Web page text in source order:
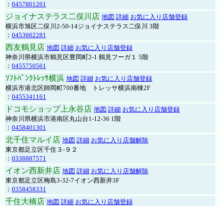
： 0457801261
ジョイナステラス二俣川店 地図 詳細 お気に入り店舗登録
横浜市旭区二俣川2-50-14ジョイナステラス二俣川 3階
： 0453662281
西友鶴見店 地図 詳細 お気に入り店舗登録
神奈川県横浜市鶴見区豊岡町2-1 鶴見フーガ１ 5階
： 0455750561
ｿﾌﾄﾊﾞﾝｸﾄﾚｯｻ横浜 地図 詳細 お気に入り店舗登録
横浜市港北区師岡町700番地 トレッサ横浜南棟2F
： 0455341161
ドコモショップ上永谷店 地図 詳細 お気に入り店舗登録
神奈川県横浜市港南区丸山台1-12-36 1階
： 0458401301
北千住マルイ店 地図 詳細 お気に入り店舗解除
東京都足立区千住３-９２
： 0338887571
イオン西新井店 地図 詳細 お気に入り店舗解除
東京都足立区梅島3-32-7イオン西新井3F
： 0358458331
千住大橋店 地図 詳細 お気に入り店舗登録